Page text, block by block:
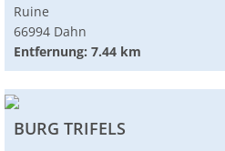
Ruine
66994 Dahn
Entfernung: 7.44 km
BURG TRIFELS